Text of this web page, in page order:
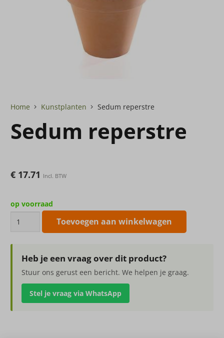
Home Kunstplanten Sedum reperstre
Sedum reperstre
€ 17.71 Incl. BTW
op voorraad
aantal
Toevoegen aan winkelwagen
Heb je een vraag over dit product?
Stuur ons gerust een bericht. We helpen je graag.
Stel je vraag via WhatsApp